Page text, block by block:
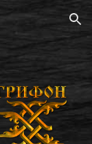
Skip to navigation